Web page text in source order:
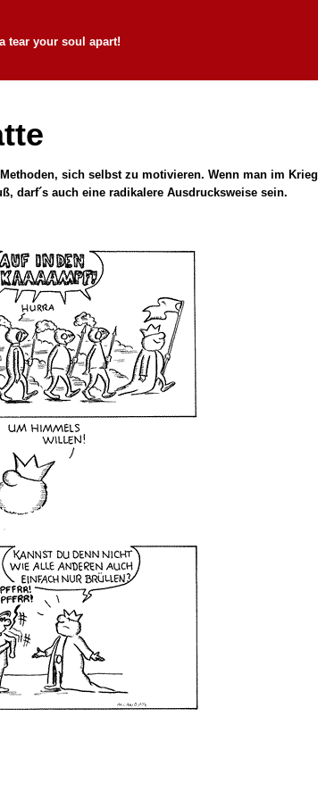
tear your soul apart!
sich selbst zu motivieren. Wenn man im Krieg
darf´s auch eine radikalere Ausdrucksweise sein.